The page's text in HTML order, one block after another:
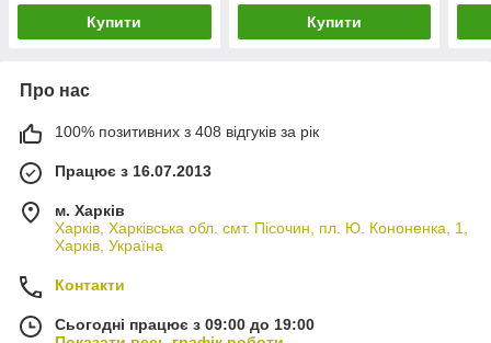
Купити Купити
Про нас
100% позитивних з 408 відгуків за рік
Працює з 16.07.2013
м. Харків
Харків, Харківська обл. смт. Пісочин, пл. Ю. Кононенка, 1,
Харків, Україна
Контакти
Сьогодні працює з 09:00 до 19:00